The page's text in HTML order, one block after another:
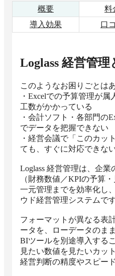
概要 料
導入効果
口
Loglass 経営管理
このようなお困りごとは
・Excelでの予算管理が
工数がかかっている
・会計ソフト・各部門の
でデータを把握できない
・経営会議で「このカッ
ても、すぐに対応できな
Loglass 経営管理は、企
（財務数値／KPIの予算
一元管理までを効率化し
ウド経営管理システムです
フォーマットが異なる表
ータを、ローデータのま
BIツールを別途導入する
見たい数値を見たいカッ
経営判断の精度やスピー